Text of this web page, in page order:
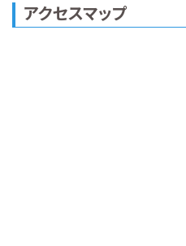
アクセスマップ